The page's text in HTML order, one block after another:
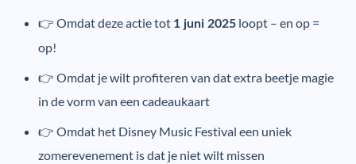
👉 Omdat deze actie tot 1 juni 2025 loopt – en op =
op!
👉 Omdat je wilt profiteren van dat extra beetje magie
in de vorm van een cadeaukaart
👉 Omdat het Disney Music Festival een uniek
zomerevenement is dat je niet wilt missen